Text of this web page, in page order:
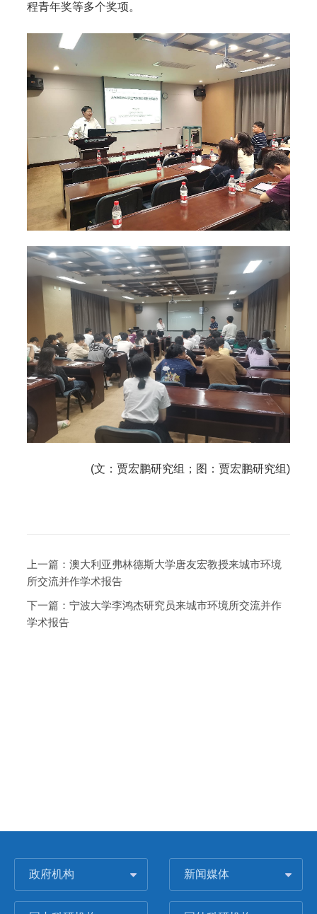
程青年奖等多个奖项。
(文：贾宏鹏研究组；图：贾宏鹏研究组)
上一篇： 澳大利亚弗林德斯大学唐友宏教授来城市环境
所交流并作学术报告
下一篇： 宁波大学李鸿杰研究员来城市环境所交流并作
学术报告
政府机构 新闻媒体